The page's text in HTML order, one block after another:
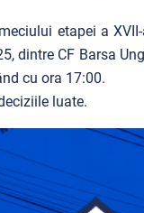
etapei a
dintre CF Barsa
cu ora 17:00.
luate.